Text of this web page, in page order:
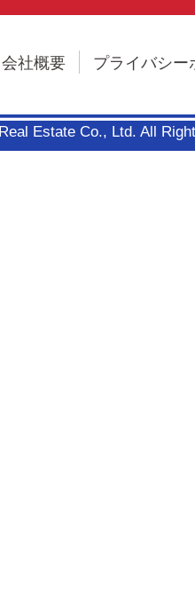
会社概要 プライバシー
Estate Co., Ltd. All